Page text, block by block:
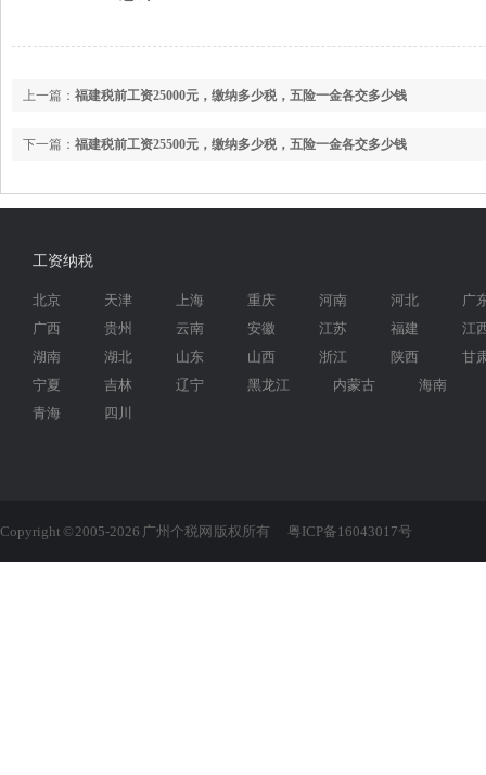
上一篇： 福建税前工资25000元，缴纳多少税，五险一金各交多少钱
下一篇： 福建税前工资25500元，缴纳多少税，五险一金各交多少钱
工资纳税
北京 天津 上海 重庆 河南 河北
广
广西
贵州 云南 安徽 江苏 福建
江
湖南
湖北 山东 山西 浙江 陕西
甘
宁夏
吉林 辽宁 黑龙江 内蒙古
海南
青海
四川
Copyright © 2005-2026 广州个税网 版权所有 粤ICP备16043017号